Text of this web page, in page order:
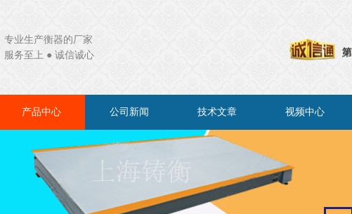
专业生产衡器的厂家
服务至上 ● 诚信诚心
产品中心 公司新闻 技术文章 视频中心